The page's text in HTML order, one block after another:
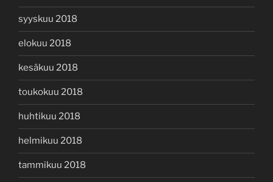
syyskuu 2018
elokuu 2018
kesäkuu 2018
toukokuu 2018
huhtikuu 2018
helmikuu 2018
tammikuu 2018